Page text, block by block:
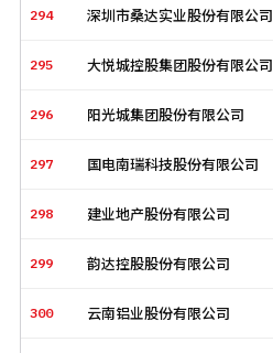
294 深圳市桑达实业股份有限公司
295 大悦城控股集团股份有限公司
296 阳光城集团股份有限公司
297 国电南瑞科技股份有限公司
298 建业地产股份有限公司
299 韵达控股股份有限公司
300 云南铝业股份有限公司